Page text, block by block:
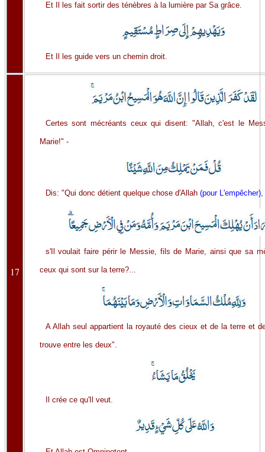
Et Il les fait sortir des ténèbres à la lumière par Sa grâce.
Et Il les guide vers un chemin droit.
17
Certes sont mécréants ceux qui disent: "Allah, c'est le
Marie!" -
Dis: "Qui donc détient quelque chose d'Allah (pour L'empêcher),
s'Il voulait faire périr le Messie, fils de Marie, ainsi que sa
ceux qui sont sur la terre?...
A Allah seul appartient la royauté des cieux et de la terre et
trouve entre les deux".
Il crée ce qu'Il veut.